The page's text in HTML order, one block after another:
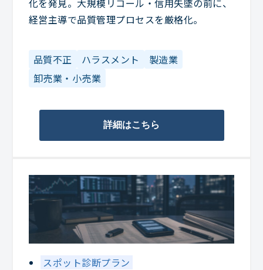
経営主導で品質管理プロセスを厳格化。
品質不正 ハラスメント
製造業
卸売業・小売業
詳細はこちら
スポット診断プラン